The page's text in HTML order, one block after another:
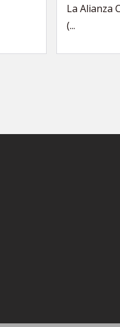
La Alianza
(...